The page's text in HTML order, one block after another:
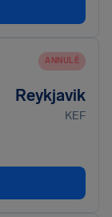
ANNULÉ
Reykjavik
KEF